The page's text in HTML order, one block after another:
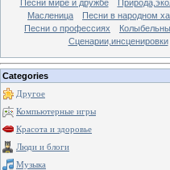
Песни мире и дружбе
Масленица
Песни в народном
Песни о профессиях
Сценарии,инсценировки
Categories
Другое
Компьютерные игры
Красота и здоровье
Люди и блоги
Музыка